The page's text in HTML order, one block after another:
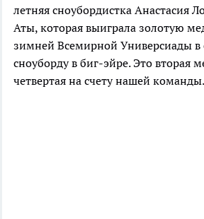
летняя сноубордистка Анастасия
Аты, которая выиграла золотую
зимней Всемирной Универсиады в
сноуборду в биг-эйре. Это вторая
четвертая на счету нашей команды.